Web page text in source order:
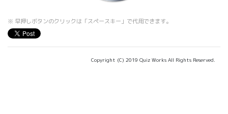
※ 早押しボタンのクリックは「スペースキー」で代用できます。
Copyright (C) 2019 Quiz Works All Rights Reserved.